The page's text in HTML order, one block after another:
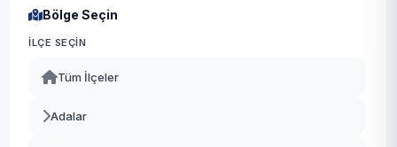
Bölge Seçin
İLÇE SEÇIN
Tüm İlçeler
Adalar